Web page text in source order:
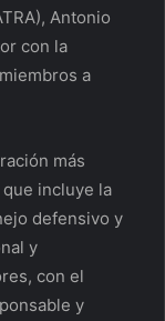
Antonio
con la
a
más
que incluye la
defensivo y
y
con el
y